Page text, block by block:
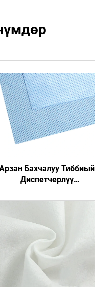
Арзан Бахчалуу Тиббиый
Диспетчерлүү
Нонвовен Алынган
Тиббиый Үчүн